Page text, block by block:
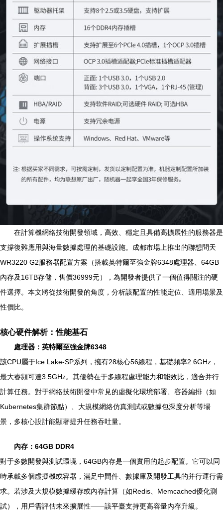
在計算機網絡技術開發領域，高效、穩定且具備高擴展性的服務器是
支撐復雜應用與海量數據處理的基礎設施。成都市場上推出的聯想問天
WR3220 G2服務器配置方案（搭載英特爾至強金牌6348處理器、64GB
內存及16TB存儲，售價36999元），為開發者提供了一個值得關注的硬
件選擇。本文將從技術開發的角度，分析該配置的性能定位、適用場景及
性價比。
核心硬件解析：性能基石
處理器：英特爾至強金牌6348
該CPU屬于Ice Lake-SP系列，擁有28核心56線程，基礎頻率2.6GHz，
最大睿頻可達3.5GHz。其優勢在于多線程處理能力和能效比，適合并行
計算任務。對于網絡技術開發中常見的虛擬化環境部署、容器編排（如
Kubernetes集群節點）、大規模網絡仿真測試或數據包深度分析等場
景，多核心設計能顯著提升任務吞吐量。
內存：64GB DDR4
對于多數開發與測試環境，64GB內存是一個實用的起步配置。它可以同
時承載多個虛擬機或容器，滿足中間件、數據庫及開發工具的并行運行需
求。若涉及大規模數據緩存或內存計算（如Redis、Memcached優化測
試），用戶需評估未來擴展性——該平臺支持更高容量內存升級。